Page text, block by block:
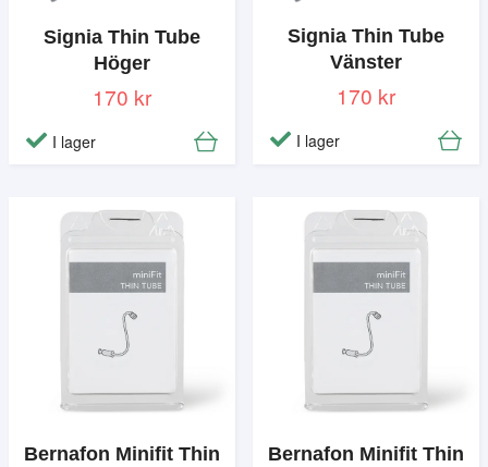
Signia Thin Tube
Höger
170 kr
I lager
Signia Thin Tube
Vänster
170 kr
I lager
Bernafon Minifit Thin
Bernafon Minifit Thin